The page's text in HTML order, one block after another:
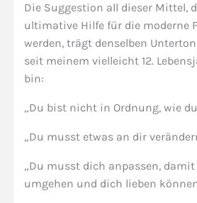
Die Suggestion all dieser Mittel,
ultimative Hilfe für die moderne
werden, trägt denselben
seit meinem vielleicht 12.
bin:
„Du bist nicht in Ordnung, wie
„Du musst etwas an dir
„Du musst dich anpassen,
umgehen und dich lieben